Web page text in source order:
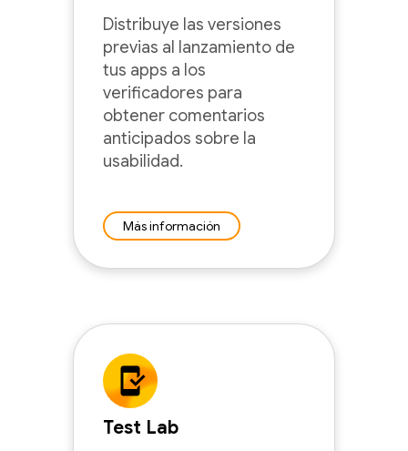
Distribuye las versiones
previas al lanzamiento de
tus apps a los
verificadores para
obtener comentarios
anticipados sobre la
usabilidad.
Más información
Test Lab